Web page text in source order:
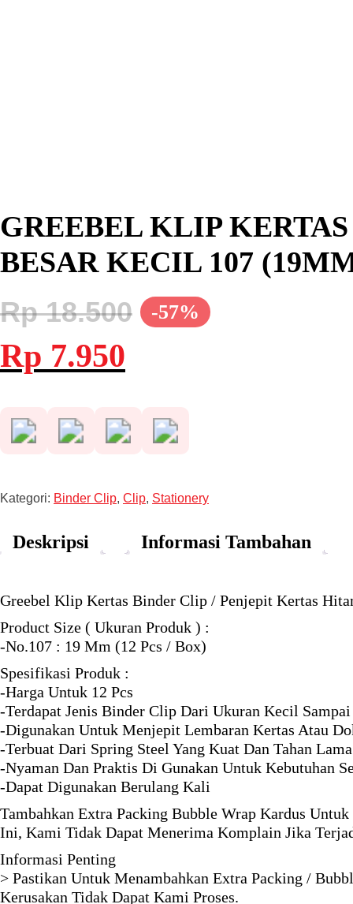
GREEBEL KLIP
BESAR KECIL 107
-57%
Rp18.500
Harga
aslinya
adalah:
Rp 7.950ini
Kategori: Binder Clip, Clip, Stationery
Deskripsi Informasi Tambahan
Greebel Klip Kertas Binder Clip / Penjepit Kertas
Product Size ( Ukuran Produk ) :
-No.107 : 19 Mm (12 Pcs / Box)
Spesifikasi Produk :
-Harga Untuk 12 Pcs
-Terdapat Jenis Binder Clip Dari Ukuran Kecil
-Digunakan Untuk Menjepit Lembaran Kertas Atau
-Terbuat Dari Spring Steel Yang Kuat Dan Tahan Lama
-Nyaman Dan Praktis Di Gunakan Untuk Kebutuhan
-Dapat Digunakan Berulang Kali
Tambahkan Extra Packing Bubble Wrap Kardus
Ini, Kami Tidak Dapat Menerima Komplain Jika
Informasi Penting
> Pastikan Untuk Menambahkan Extra Packing /
Kerusakan Tidak Dapat Kami Proses.